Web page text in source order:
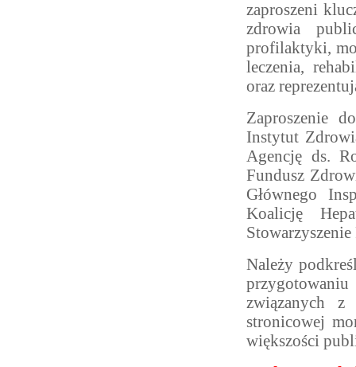
zaproszeni
zdrowia
profilaktyki,
leczenia,
oraz
Zaproszenie
Instytut
Agencję ds.
Fundusz
Głównego
Koalicję
Należy
związanych
stronicowej
większości